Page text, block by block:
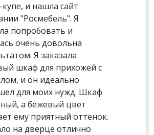
и нашла сайт
"Росмебель". Я
попробовать и
очень довольна
Я заказала
шкаф для прихожей с
и он идеально
для моих нужд. Шкаф
а бежевый цвет
ему приятный оттенок.
на дверце отлично